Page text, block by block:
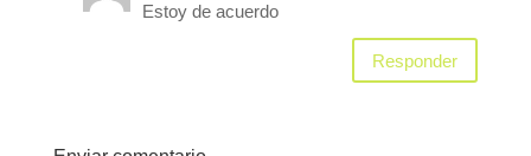
Estoy de acuerdo
Responder